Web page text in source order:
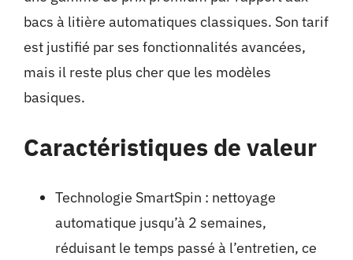
bacs à litière automatiques classiques. Son tarif
est justifié par ses fonctionnalités avancées,
mais il reste plus cher que les modèles
basiques.
Caractéristiques de valeur
Technologie SmartSpin : nettoyage
automatique jusqu’à 2 semaines,
réduisant le temps passé à l’entretien, ce